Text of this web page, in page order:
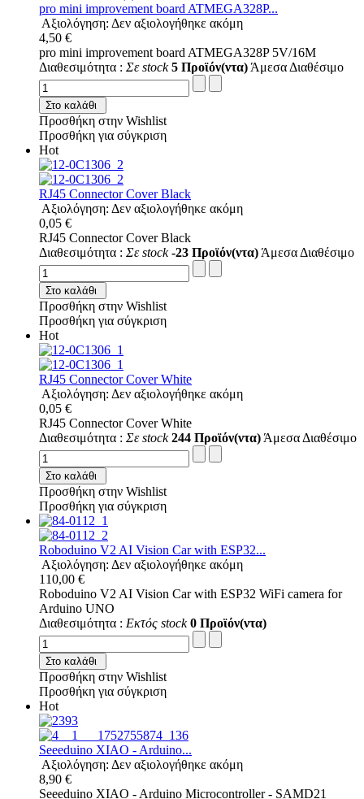
pro mini improvement board ATMEGA328P...
Αξιολόγηση: Δεν αξιολογήθηκε ακόμη
4,50 €
pro mini improvement board ATMEGA328P 5V/16M
Διαθεσιμότητα : Σε stock 5 Προϊόν(ντα) Άμεσα Διαθέσιμο
Στο καλάθι
Προσθήκη στην Wishlist
Προσθήκη για σύγκριση
Hot
RJ45 Connector Cover Black
Αξιολόγηση: Δεν αξιολογήθηκε ακόμη
0,05 €
RJ45 Connector Cover Black
Διαθεσιμότητα : Σε stock -23 Προϊόν(ντα) Άμεσα Διαθέσιμο
Στο καλάθι
Προσθήκη στην Wishlist
Προσθήκη για σύγκριση
Hot
RJ45 Connector Cover White
Αξιολόγηση: Δεν αξιολογήθηκε ακόμη
0,05 €
RJ45 Connector Cover White
Διαθεσιμότητα : Σε stock 244 Προϊόν(ντα) Άμεσα Διαθέσιμο
Στο καλάθι
Προσθήκη στην Wishlist
Προσθήκη για σύγκριση
Roboduino V2 AI Vision Car with ESP32...
Αξιολόγηση: Δεν αξιολογήθηκε ακόμη
110,00 €
Roboduino V2 AI Vision Car with ESP32 WiFi camera for
Arduino UNO
Διαθεσιμότητα : Εκτός stock 0 Προϊόν(ντα)
Στο καλάθι
Προσθήκη στην Wishlist
Προσθήκη για σύγκριση
Hot
Seeeduino XIAO - Arduino...
Αξιολόγηση: Δεν αξιολογήθηκε ακόμη
8,90 €
Seeeduino XIAO - Arduino Microcontroller - SAMD21